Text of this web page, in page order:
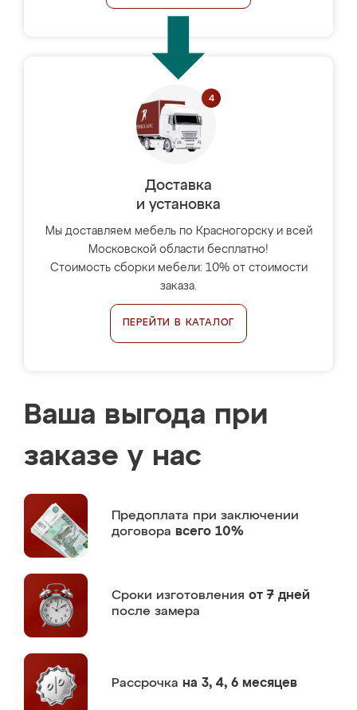
Доставка
и установка
Мы доставляем мебель по Красногорску и всей
Московской области бесплатно!
Стоимость сборки мебели: 10% от стоимости
заказа.
ПЕРЕЙТИ В КАТАЛОГ
Ваша выгода при
заказе у нас
Предоплата при заключении
договора всего 10%
Сроки изготовления от 7 дней
после замера
Рассрочка на 3, 4, 6 месяцев